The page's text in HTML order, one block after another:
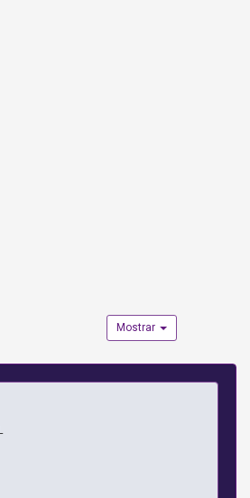
Mostrar